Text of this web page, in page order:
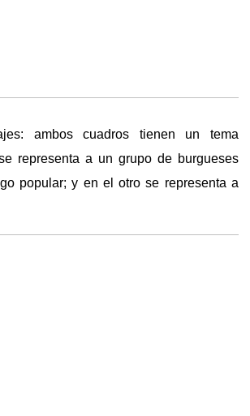
ambos cuadros tienen un tema
representa a un grupo de burgueses
popular; y en el otro se representa a